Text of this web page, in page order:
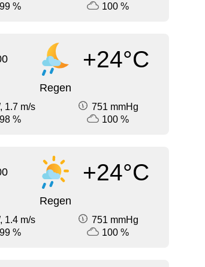
99 %
100 %
+24°C
Regen
1.7 m/s
751 mmHg
98 %
100 %
+24°C
Regen
1.4 m/s
751 mmHg
99 %
100 %